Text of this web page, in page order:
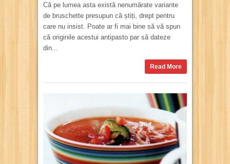
Că pe lumea asta există nenumărate variante
de bruschette presupun că știți, drept pentru
care nu insist. Poate ar fi mai bine să vă spun
că originile acestui antipasto par să dateze
din...
Read More